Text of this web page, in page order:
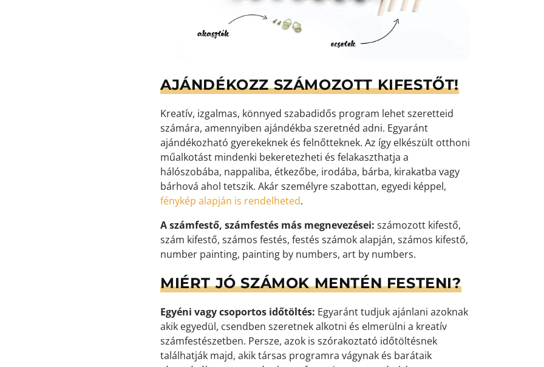
AJÁNDÉKOZZ SZÁMOZOTT KIFESTŐT!
Kreatív, izgalmas, könnyed szabadidős program lehet szeretteid
számára, amennyiben ajándékba szeretnéd adni. Egyaránt
ajándékozható gyerekeknek és felnőtteknek. Az így elkészült otthoni
műalkotást mindenki bekeretezheti és felakaszthatja a
hálószobába, nappaliba, étkezőbe, irodába, bárba, kirakatba vagy
bárhová ahol tetszik. Akár személyre szabottan, egyedi képpel,
fénykép alapján is rendelheted.
A számfestő, számfestés más megnevezései: számozott kifestő,
szám kifestő, számos festés, festés számok alapján, számos kifestő,
number painting, painting by numbers, art by numbers.
MIÉRT JÓ SZÁMOK MENTÉN FESTENI?
Egyéni vagy csoportos időtöltés: Egyaránt tudjuk ajánlani azoknak
akik egyedül, csendben szeretnek alkotni és elmerülni a kreatív
számfestészetben. Persze, azok is szórakoztató időtöltésnek
találhatják majd, akik társas programra vágynak és barátaik